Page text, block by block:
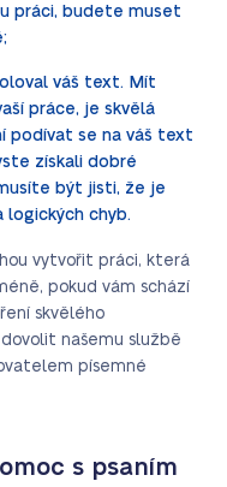
práci, budete muset
váš text. Mít
práce, je skvělá
podívat se na váš text
získali dobré
být jisti, že je
logických chyb.
vytvořit práci, která
pokud vám schází
skvělého
našemu službě
písemné
s psaním